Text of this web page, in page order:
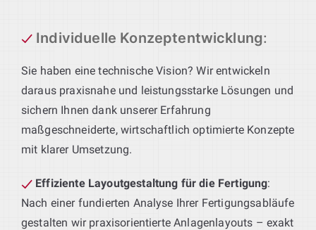
Individuelle Konzeptentwicklung:
Sie haben eine technische Vision? Wir entwickeln
daraus praxisnahe und leistungsstarke Lösungen und
sichern Ihnen dank unserer Erfahrung
maßgeschneiderte, wirtschaftlich optimierte Konzepte
mit klarer Umsetzung.
Effiziente Layoutgestaltung für die Fertigung:
Nach einer fundierten Analyse Ihrer Fertigungsabläufe
gestalten wir praxisorientierte Anlagenlayouts – exakt